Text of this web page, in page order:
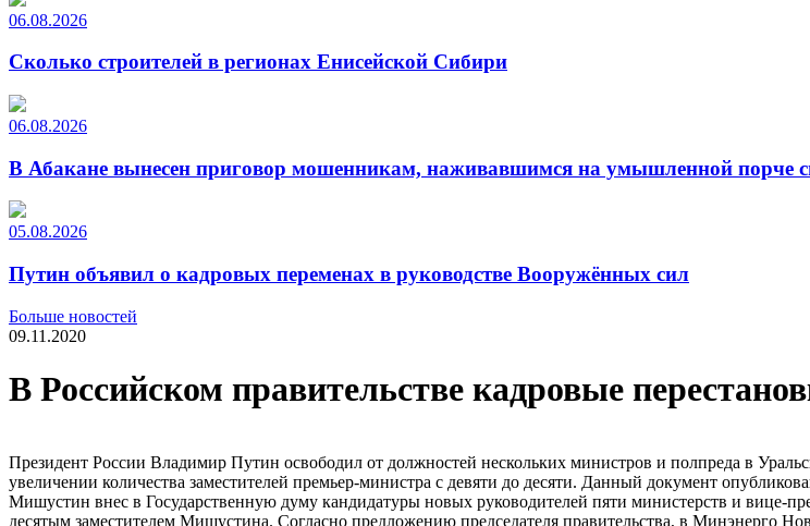
06.08.2026
Сколько строителей в регионах Енисейской Сибири
06.08.2026
В Абакане вынесен приговор мошенникам, наживавшимся на умышленной порче
05.08.2026
Путин объявил о кадровых переменах в руководстве Вооружённых сил
Больше новостей
09.11.2020
В Российском правительстве кадровые
Президент России Владимир Путин освободил от должностей нескольких министров и полпреда в
увеличении количества заместителей премьер-министра с девяти до десяти. Данный документ
Мишустин внес в Государственную думу кандидатуры новых руководителей пяти министерств и вице-
десятым заместителем Мишустина. Согласно предложению председателя правительства, в Минэнерго